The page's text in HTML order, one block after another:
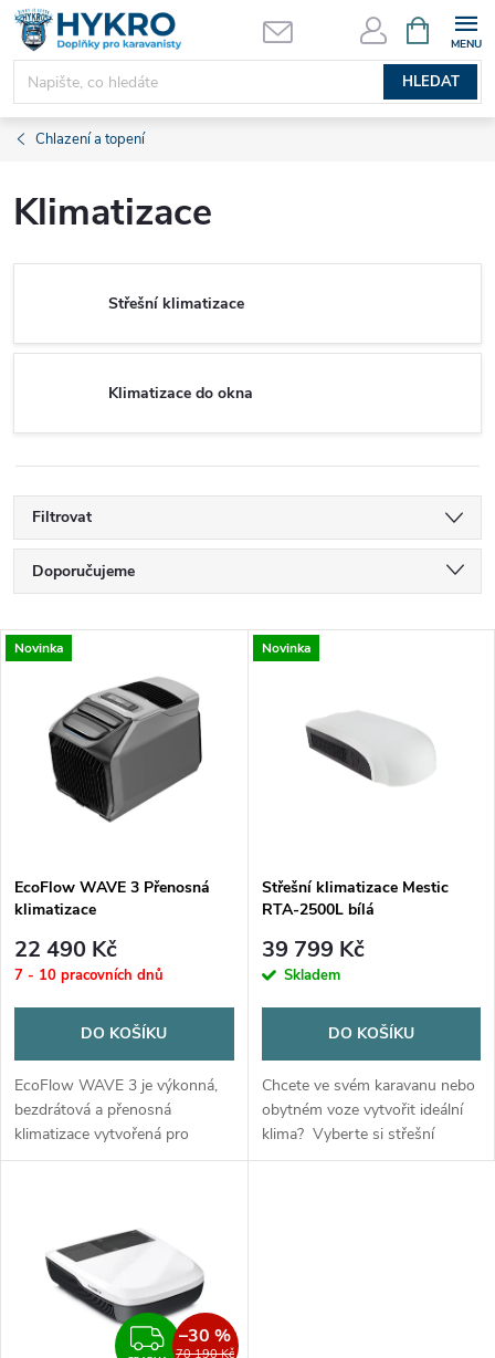
Přejít
obsah
HLEDAT
NÁKUPNÍ
KOŠÍK
Chlazení a topení
Klimatizace
Střešní klimatizace
Klimatizace do okna
Filtrovat
Ř
a
p
r
o
d
u
Doporučujeme
Nejdražší
Nejprodávanější
Abecedně
V
s
p
r
d
u
Novinka
EcoFlow WAVE 3 Přenosná
klimatizace
22 490 Kč
7 - 10 pracovních dnů
DO KOŠÍKU
EcoFlow WAVE 3 je výkonná,
bezdrátová a přenosná
klimatizace vytvořená pro
outdoorové nadšence, kteří
výkonu 6100 BTU a...
Novinka
Střešní klimatizace Mestic
RTA-2500L bílá
39 799 Kč
Skladem
DO KOŠÍKU
Chcete ve svém karavanu nebo
obytném voze vytvořit ideální
klima? Vyberte si střešní
klimatizaci Mestic RTA-
ZDARMA
70 190 Kč
–30 %